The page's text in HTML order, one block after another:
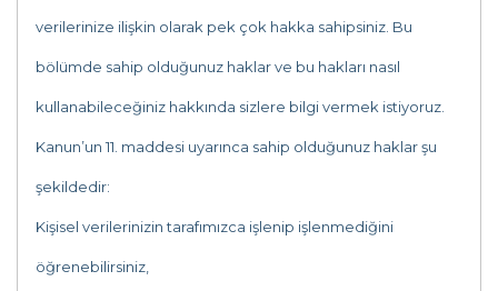
verilerinize ilişkin olarak pek çok hakka sahipsiniz. Bu
bölümde sahip olduğunuz haklar ve bu hakları nasıl
kullanabileceğiniz hakkında sizlere bilgi vermek istiyoruz.
Kanun’un 11. maddesi uyarınca sahip olduğunuz haklar şu
şekildedir:
Kişisel verilerinizin tarafımızca işlenip işlenmediğini
öğrenebilirsiniz,